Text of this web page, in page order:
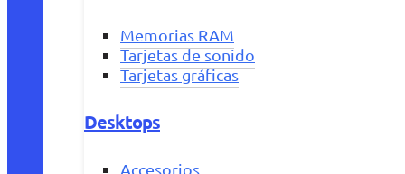
Memorias RAM
Tarjetas de sonido
Tarjetas gráficas
Desktops
Accesorios